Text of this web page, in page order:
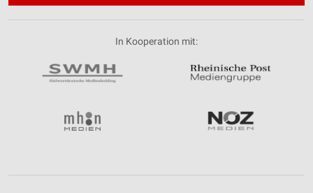
In Kooperation mit: